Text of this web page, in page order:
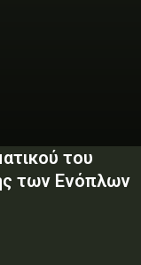
του
των Ενόπλων